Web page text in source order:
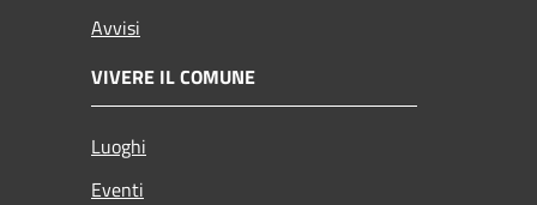
Avvisi
VIVERE IL COMUNE
Luoghi
Eventi